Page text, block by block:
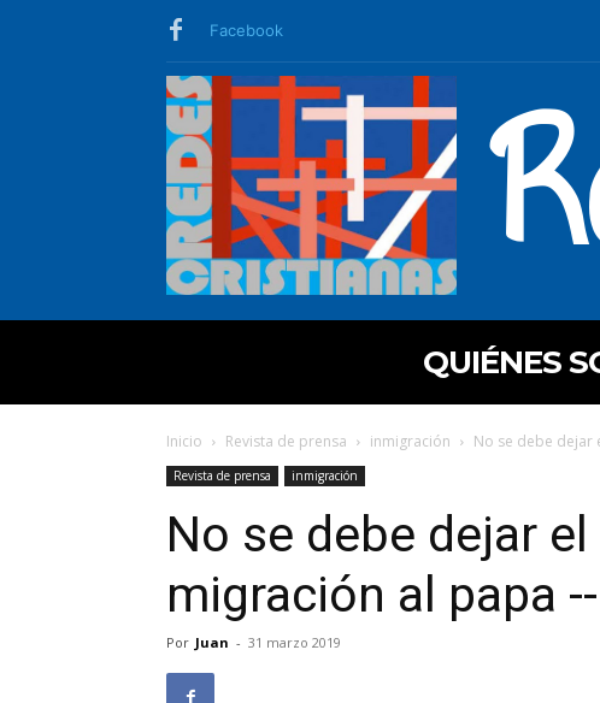
Facebook
QUIÉNES
Inicio Revista de prensa inmigración No se debe dejar
Revista de prensa inmigración
No se debe dejar
migración al papa
Por Juan - 31 marzo 2019